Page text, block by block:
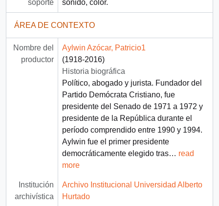
soporte sonido, color.
ÁREA DE CONTEXTO
Nombre del
productor
Aylwin Azócar, Patricio1
(1918-2016)
Historia biográfica
Político, abogado y jurista. Fundador del
Partido Demócrata Cristiano, fue
presidente del Senado de 1971 a 1972 y
presidente de la República durante el
período comprendido entre 1990 y 1994.
Aylwin fue el primer presidente
democráticamente elegido tras… read
more
Institución
archivística
Archivo Institucional Universidad Alberto
Hurtado